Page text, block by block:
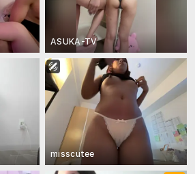
ASUKA-TV
misscutee